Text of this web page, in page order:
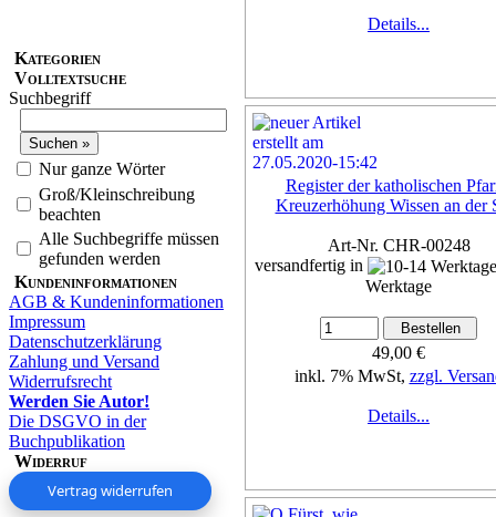
Kategorien
Volltextsuche
Suchbegriff
Nur ganze Wörter
Groß/Kleinschreibung
beachten
Alle Suchbegriffe müssen
gefunden werden
Kundeninformationen
AGB & Kundeninformationen
Impressum
Datenschutzerklärung
Zahlung und Versand
Widerrufsrecht
Werden Sie Autor!
Die DSGVO in der
Buchpublikation
Widerruf
Vertrag widerrufen
Details...
Register der katholischen
Kreuzerhöhung Wissen an der
Art-Nr. CHR-00248
versandfertig in
Werktage
49,00 €
inkl. 7% MwSt, zzgl.
Details...